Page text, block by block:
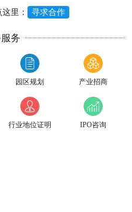
里： 寻求合作
服务
园区规划 产业招商
行业地位证明 IPO咨询